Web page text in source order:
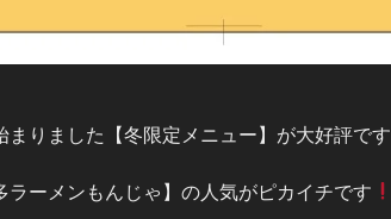
まりました【冬限定メニュー】が大好評です
ラーメンもんじゃ】の人気がピカイチです